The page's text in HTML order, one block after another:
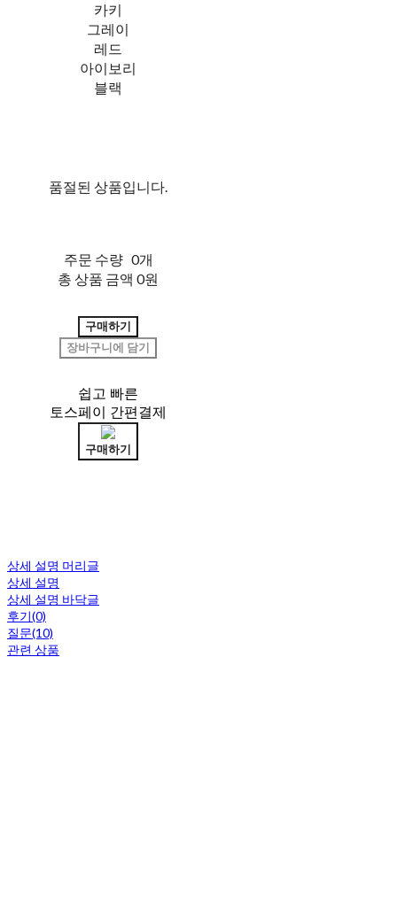
카키
그레이
레드
아이보리
블랙
품절된 상품입니다.
주문 수량 0개
총 상품 금액 0원
구매하기
장바구니에 담기
쉽고 빠른
토스페이 간편결제
구매하기
상세 설명 머리글
상세 설명
상세 설명 바닥글
후기(0)
질문(10)
관련 상품